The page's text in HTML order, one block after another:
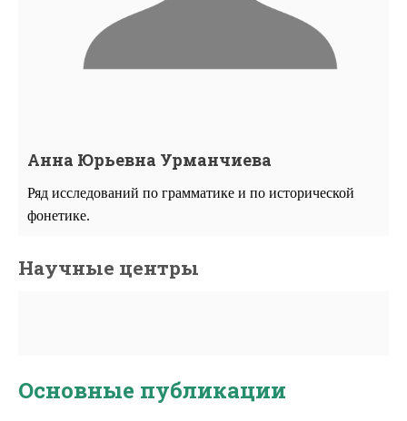
Анна Юрьевна Урманчиева
Ряд исследований по грамматике и по исторической
фонетике.
Научные центры
Основные публикации